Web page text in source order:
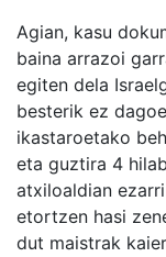
Agian, kasu
baina arrazoi
egiten dela
besterik ez
ikastaroetako
eta guztira 4
atxiloaldian
etortzen hasi
dut maistrak